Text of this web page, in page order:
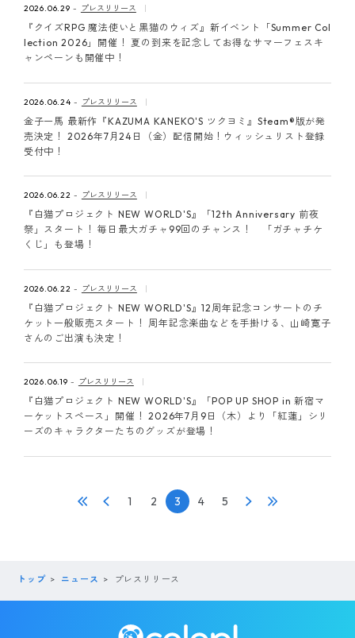
2026.06.29 プレスリリース
『クイズRPG 魔法使いと黒猫のウィズ』新イベント「Summer Col
lection 2026」開催！ 夏の到来を記念してお得なサマーフェスキ
ャンペーンも開催中！
2026.06.24 プレスリリース
金子一馬 最新作『KAZUMA KANEKO'S ツクヨミ』Steam®版が発
売決定！ 2026年7月24日（金）配信開始！ウィッシュリスト登録
受付中！
2026.06.22 プレスリリース
『白猫プロジェクト NEW WORLD'S』「12th Anniversary 前夜
祭」スタート！ 毎日最大ガチャ99回のチャンス！ 「ガチャチケ
くじ」も登場！
2026.06.22 プレスリリース
『白猫プロジェクト NEW WORLD'S』12周年記念コンサートのチ
ケット一般販売スタート！ 周年記念楽曲などを手掛ける、山崎寛子
さんのご出演も決定！
2026.06.19 プレスリリース
『白猫プロジェクト NEW WORLD'S』「POP UP SHOP in 新宿マ
ーケットスペース」開催！ 2026年7月9日（木）より「紅蓮」シリ
ーズのキャラクターたちのグッズが登場！
1 2 3 4 5
トップ ニュース プレスリリース